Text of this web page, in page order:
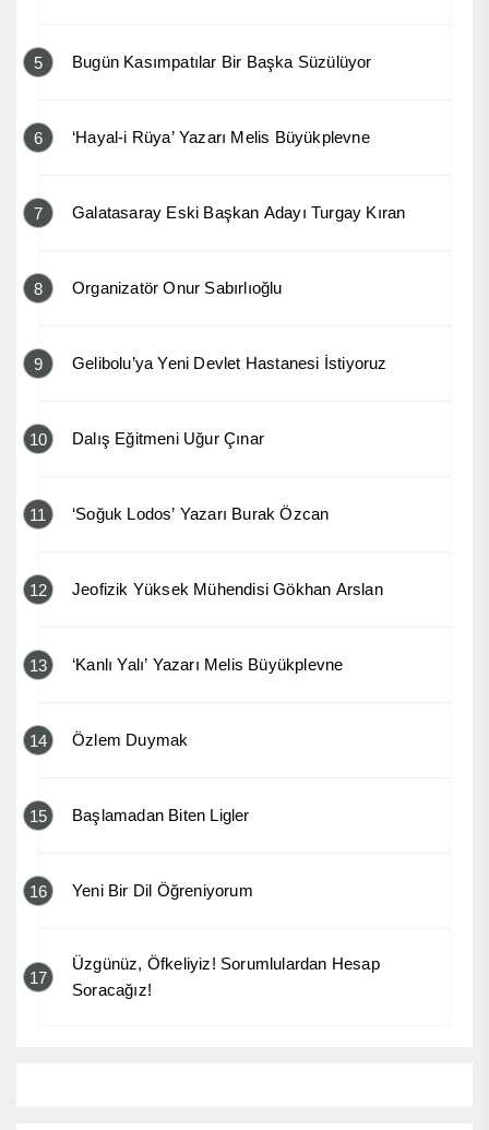
5 Bugün Kasımpatılar Bir Başka Süzülüyor
6 ‘Hayal-i Rüya’ Yazarı Melis Büyükplevne
7 Galatasaray Eski Başkan Adayı Turgay Kıran
8 Organizatör Onur Sabırlıoğlu
9 Gelibolu’ya Yeni Devlet Hastanesi İstiyoruz
10 Dalış Eğitmeni Uğur Çınar
11 ‘Soğuk Lodos’ Yazarı Burak Özcan
12 Jeofizik Yüksek Mühendisi Gökhan Arslan
13 ‘Kanlı Yalı’ Yazarı Melis Büyükplevne
14 Özlem Duymak
15 Başlamadan Biten Ligler
16 Yeni Bir Dil Öğreniyorum
17
Üzgünüz, Öfkeliyiz! Sorumlulardan Hesap
Soracağız!